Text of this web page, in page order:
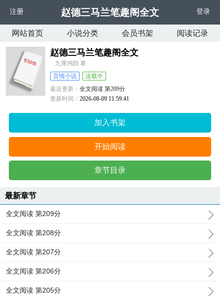
注册 赵德三马兰笔趣阁全文 登录
网站首页 小说分类 会员书架 阅读记录
赵德三马兰笔趣阁全文
九霄鸿鹄 著
言情小说
连载中
最近更新：全文阅读 第209分
更新时间：2026-08-09 11:59:41
加入书架
开始阅读
章节目录
最新章节
全文阅读 第209分
全文阅读 第208分
全文阅读 第207分
全文阅读 第206分
全文阅读 第205分